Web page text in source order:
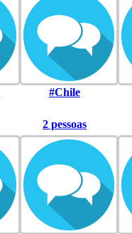
#Chile
2 pessoas